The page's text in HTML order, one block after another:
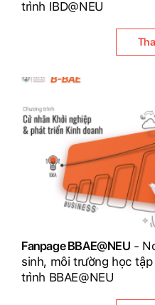
trình IBD@NEU
Fanpage BBAE@NEU -
sinh, môi trường học
trình BBAE@NEU